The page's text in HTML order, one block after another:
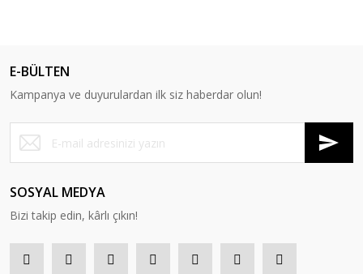
E-BÜLTEN
Kampanya ve duyurulardan ilk siz haberdar olun!
SOSYAL MEDYA
Bizi takip edin, kârlı çıkın!